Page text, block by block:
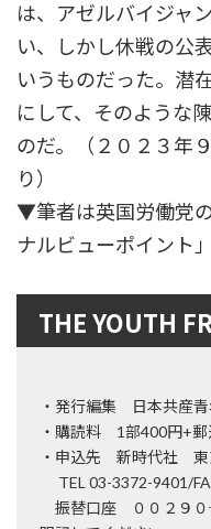
は、アゼルバイジャ
い、しかし休戦の公
いうものだった。潜
にして、そのような
のだ。（２０２３年
り）
▼筆者は英国労働党
ナルビューポイント
THE YOUTH
・発行編集 日本共産
・購読料 1部400円+
・申込先 新時代社 東
TEL 03-3372-9401/
振替口座 ００２９